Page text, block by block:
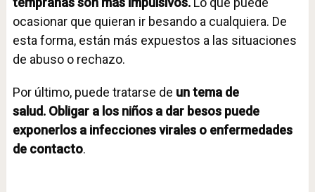
ocasionar que quieran ir besando a cualquiera. De
esta forma, están más expuestos a las situaciones
de abuso o rechazo.
Por último, puede tratarse de un tema de
salud. Obligar a los niños a dar besos puede
exponerlos a infecciones virales o enfermedades
de contacto.